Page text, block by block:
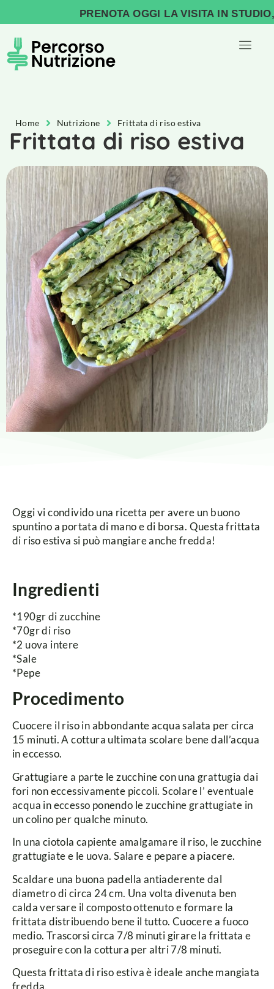
PRENOTA OGGI LA VISITA IN STUDIO,
Home Nutrizione Frittata di riso estiva
Frittata di riso estiva
Oggi vi condivido una ricetta per avere un buono
spuntino a portata di mano e di borsa. Questa frittata
di riso estiva si può mangiare anche fredda!
Ingredienti
*190gr di zucchine
*70gr di riso
*2 uova intere
*Sale
*Pepe
Procedimento
Cuocere il riso in abbondante acqua salata per circa
15 minuti. A cottura ultimata scolare bene dall’acqua
in eccesso.
Grattugiare a parte le zucchine con una grattugia dai
fori non eccessivamente piccoli. Scolare l’ eventuale
acqua in eccesso ponendo le zucchine grattugiate in
un colino per qualche minuto.
In una ciotola capiente amalgamare il riso, le zucchine
grattugiate e le uova. Salare e pepare a piacere.
Scaldare una buona padella antiaderente dal
diametro di circa 24 cm. Una volta divenuta ben
calda versare il composto ottenuto e formare la
frittata distribuendo bene il tutto. Cuocere a fuoco
medio. Trascorsi circa 7/8 minuti girare la frittata e
proseguire con la cottura per altri 7/8 minuti.
Questa frittata di riso estiva è ideale anche mangiata
fredda.